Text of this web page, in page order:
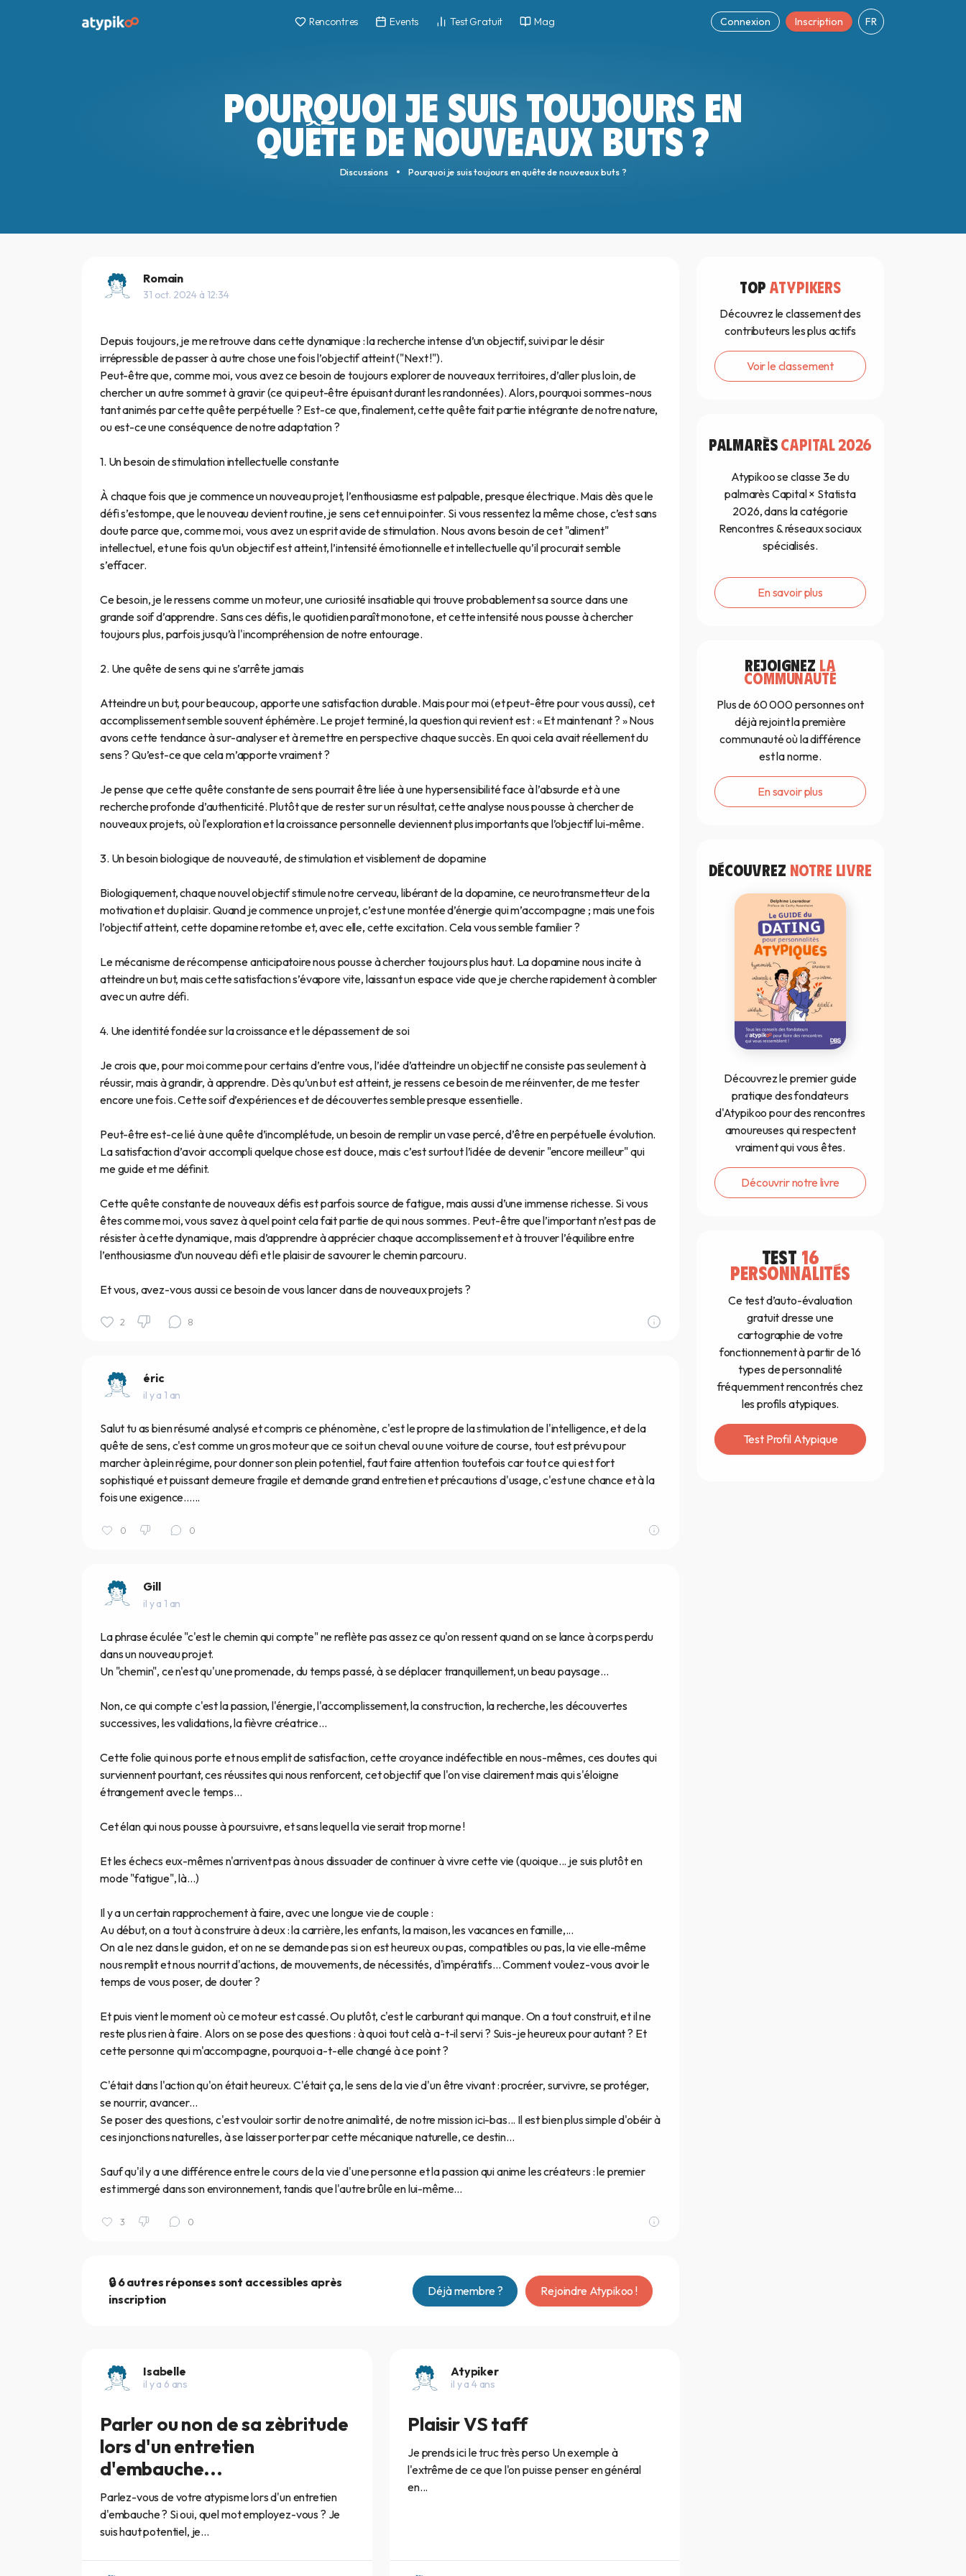
Connexion Inscription FR
Rencontres Events Test Gratuit Mag
POURQUOI JE SUIS TOUJOURS EN
QUÊTE DE NOUVEAUX BUTS ?
Discussions Pourquoi je suis toujours en quête de nouveaux buts ?
Romain
31 oct. 2024 à 12:34
Depuis toujours, je me retrouve dans cette dynamique : la recherche intense d’un objectif, suivi par le désir
irrépressible de passer à autre chose une fois l’objectif atteint ("Next !").
Peut-être que, comme moi, vous avez ce besoin de toujours explorer de nouveaux territoires, d’aller plus loin, de
chercher un autre sommet à gravir (ce qui peut-être épuisant durant les randonnées). Alors, pourquoi sommes-nous
tant animés par cette quête perpétuelle ? Est-ce que, finalement, cette quête fait partie intégrante de notre nature,
ou est-ce une conséquence de notre adaptation ?
1. Un besoin de stimulation intellectuelle constante
À chaque fois que je commence un nouveau projet, l’enthousiasme est palpable, presque électrique. Mais dès que le
défi s’estompe, que le nouveau devient routine, je sens cet ennui pointer. Si vous ressentez la même chose, c’est sans
doute parce que, comme moi, vous avez un esprit avide de stimulation. Nous avons besoin de cet "aliment"
intellectuel, et une fois qu’un objectif est atteint, l’intensité émotionnelle et intellectuelle qu’il procurait semble
s’effacer.
Ce besoin, je le ressens comme un moteur, une curiosité insatiable qui trouve probablement sa source dans une
grande soif d’apprendre. Sans ces défis, le quotidien paraît monotone, et cette intensité nous pousse à chercher
toujours plus, parfois jusqu’à l'incompréhension de notre entourage.
2. Une quête de sens qui ne s’arrête jamais
Atteindre un but, pour beaucoup, apporte une satisfaction durable. Mais pour moi (et peut-être pour vous aussi), cet
accomplissement semble souvent éphémère. Le projet terminé, la question qui revient est : « Et maintenant ? » Nous
avons cette tendance à sur-analyser et à remettre en perspective chaque succès. En quoi cela avait réellement du
sens ? Qu’est-ce que cela m’apporte vraiment ?
Je pense que cette quête constante de sens pourrait être liée à une hypersensibilité face à l’absurde et à une
recherche profonde d’authenticité. Plutôt que de rester sur un résultat, cette analyse nous pousse à chercher de
nouveaux projets, où l'exploration et la croissance personnelle deviennent plus importants que l’objectif lui-même.
3. Un besoin biologique de nouveauté, de stimulation et visiblement de dopamine
Biologiquement, chaque nouvel objectif stimule notre cerveau, libérant de la dopamine, ce neurotransmetteur de la
motivation et du plaisir. Quand je commence un projet, c’est une montée d’énergie qui m’accompagne ; mais une fois
l’objectif atteint, cette dopamine retombe et, avec elle, cette excitation. Cela vous semble familier ?
Le mécanisme de récompense anticipatoire nous pousse à chercher toujours plus haut. La dopamine nous incite à
atteindre un but, mais cette satisfaction s’évapore vite, laissant un espace vide que je cherche rapidement à combler
avec un autre défi.
4. Une identité fondée sur la croissance et le dépassement de soi
Je crois que, pour moi comme pour certains d’entre vous, l’idée d’atteindre un objectif ne consiste pas seulement à
réussir, mais à grandir, à apprendre. Dès qu’un but est atteint, je ressens ce besoin de me réinventer, de me tester
encore une fois. Cette soif d’expériences et de découvertes semble presque essentielle.
Peut-être est-ce lié à une quête d’incomplétude, un besoin de remplir un vase percé, d’être en perpétuelle évolution.
La satisfaction d’avoir accompli quelque chose est douce, mais c’est surtout l’idée de devenir "encore meilleur" qui
me guide et me définit.
Cette quête constante de nouveaux défis est parfois source de fatigue, mais aussi d’une immense richesse. Si vous
êtes comme moi, vous savez à quel point cela fait partie de qui nous sommes. Peut-être que l’important n’est pas de
résister à cette dynamique, mais d’apprendre à apprécier chaque accomplissement et à trouver l’équilibre entre
l’enthousiasme d’un nouveau défi et le plaisir de savourer le chemin parcouru.
Et vous, avez-vous aussi ce besoin de vous lancer dans de nouveaux projets ?
2 8
éric
il y a 1 an
Salut tu as bien résumé analysé et compris ce phénomène, c'est le propre de la stimulation de l'intelligence, et de la
quête de sens, c'est comme un gros moteur que ce soit un cheval ou une voiture de course, tout est prévu pour
marcher à plein régime, pour donner son plein potentiel, faut faire attention toutefois car tout ce qui est fort
sophistiqué et puissant demeure fragile et demande grand entretien et précautions d'usage, c'est une chance et à la
fois une exigence......
0 0
Gill
il y a 1 an
La phrase éculée "c'est le chemin qui compte" ne reflète pas assez ce qu'on ressent quand on se lance à corps perdu
dans un nouveau projet.
Un "chemin", ce n'est qu'une promenade, du temps passé, à se déplacer tranquillement, un beau paysage...
Non, ce qui compte c'est la passion, l'énergie, l'accomplissement, la construction, la recherche, les découvertes
successives, les validations, la fièvre créatrice...
Cette folie qui nous porte et nous emplit de satisfaction, cette croyance indéfectible en nous-mêmes, ces doutes qui
surviennent pourtant, ces réussites qui nous renforcent, cet objectif que l'on vise clairement mais qui s'éloigne
étrangement avec le temps...
Cet élan qui nous pousse à poursuivre, et sans lequel la vie serait trop morne !
Et les échecs eux-mêmes n'arrivent pas à nous dissuader de continuer à vivre cette vie (quoique... je suis plutôt en
mode "fatigue", là...)
Il y a un certain rapprochement à faire, avec une longue vie de couple :
Au début, on a tout à construire à deux : la carrière, les enfants, la maison, les vacances en famille,...
On a le nez dans le guidon, et on ne se demande pas si on est heureux ou pas, compatibles ou pas, la vie elle-même
nous remplit et nous nourrit d'actions, de mouvements, de nécessités, d'impératifs... Comment voulez-vous avoir le
temps de vous poser, de douter ?
Et puis vient le moment où ce moteur est cassé. Ou plutôt, c'est le carburant qui manque. On a tout construit, et il ne
reste plus rien à faire. Alors on se pose des questions : à quoi tout celà a-t-il servi ? Suis-je heureux pour autant ? Et
cette personne qui m'accompagne, pourquoi a-t-elle changé à ce point ?
C'était dans l'action qu'on était heureux. C'était ça, le sens de la vie d'un être vivant : procréer, survivre, se protéger,
se nourrir, avancer...
Se poser des questions, c'est vouloir sortir de notre animalité, de notre mission ici-bas... Il est bien plus simple d'obéir à
ces injonctions naturelles, à se laisser porter par cette mécanique naturelle, ce destin...
Sauf qu'il y a une différence entre le cours de la vie d'une personne et la passion qui anime les créateurs : le premier
est immergé dans son environnement, tandis que l'autre brûle en lui-même...
3 0
🔒 6 autres réponses sont accessibles après
inscription
Déjà membre ? Rejoindre Atypikoo !
Isabelle
il y a 6 ans
Parler ou non de sa zèbritude
lors d'un entretien
d'embauche...
Parlez-vous de votre atypisme lors d'un entretien
d'embauche ? Si oui, quel mot employez-vous ? Je
suis haut potentiel, je...
Atypiker
il y a 4 ans
Plaisir VS taff
Je prends ici le truc très perso Un exemple à
l'extrême de ce que l'on puisse penser en général
en...
TOP ATYPIKERS
Découvrez le classement des
contributeurs les plus actifs
Voir le classement
PALMARÈSCAPITAL 2026
Atypikoo se classe 3e du
palmarès Capital × Statista
2026, dans la catégorie
Rencontres & réseaux sociaux
spécialisés.
En savoir plus
REJOIGNEZ LA
COMMUNAUTÉ
Plus de 60 000 personnes ont
déjà rejoint la première
communauté où la différence
est la norme.
En savoir plus
DÉCOUVREZ NOTRE LIVRE
Découvrez le premier guide
pratique des fondateurs
d'Atypikoo pour des rencontres
amoureuses qui respectent
vraiment qui vous êtes.
Découvrir notre livre
TEST 16
PERSONNALITÉS
Ce test d’auto-évaluation
gratuit dresse une
cartographie de votre
fonctionnement à partir de 16
types de personnalité
fréquemment rencontrés chez
les profils atypiques.
Test Profil Atypique